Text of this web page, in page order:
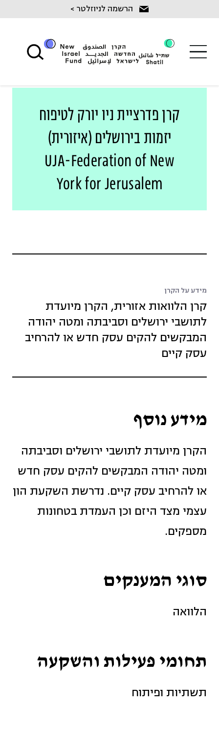
content
הרשמה לניוזלטר >
קרן פדרציית ניו יורק לטיפוח
יזמות בירושלים (איזורית)
UJA-Federation of New
York for Jerusalem
מידע על הקרן
קרן הלוואות אזורית, הקרן מיועדת
לתושבי ירושלים וסביבתה ומטה יהודה
המבקשים להקים עסק חדש או להרחיב
עסק קיים
מידע נוסף
הקרן מיועדת לתושבי ירושלים וסביבתה
ומטה יהודה המבקשים להקים עסק חדש
או להרחיב עסק קיים. נדרשת השקעת הון
עצמי מצד היזם וכן העמדת בטחונות
מספקים.
סוגי המענקים
הלוואה
תחומי פעילות והשקעה
תשתיות ופיתוח